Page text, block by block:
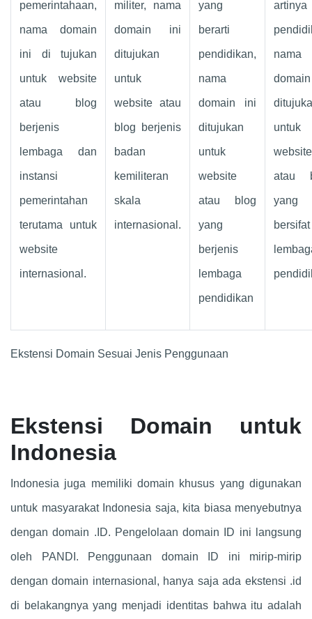
pemerintahaan,
nama domain
ini di tujukan
untuk website
atau blog
berjenis
lembaga dan
instansi
pemerintahan
terutama untuk
website
internasional.
militer, nama
domain ini
ditujukan
untuk
website atau
blog berjenis
badan
kemiliteran
skala
internasional.
yang
berarti
pendidikan,
nama
domain ini
ditujukan
untuk
website
atau blog
yang
berjenis
lembaga
pendidikan
artinya
nama
untuk
website
atau
yang
bersifat
Ekstensi Domain Sesuai Jenis Penggunaan
Ekstensi Domain untuk
Indonesia
Indonesia juga memiliki domain khusus yang digunakan
untuk masyarakat Indonesia saja, kita biasa menyebutnya
dengan domain .ID. Pengelolaan domain ID ini langsung
oleh PANDI. Penggunaan domain ID ini mirip-mirip
dengan domain internasional, hanya saja ada ekstensi .id
di belakangnya yang menjadi identitas bahwa itu adalah